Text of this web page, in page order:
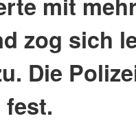
zog sich
Die